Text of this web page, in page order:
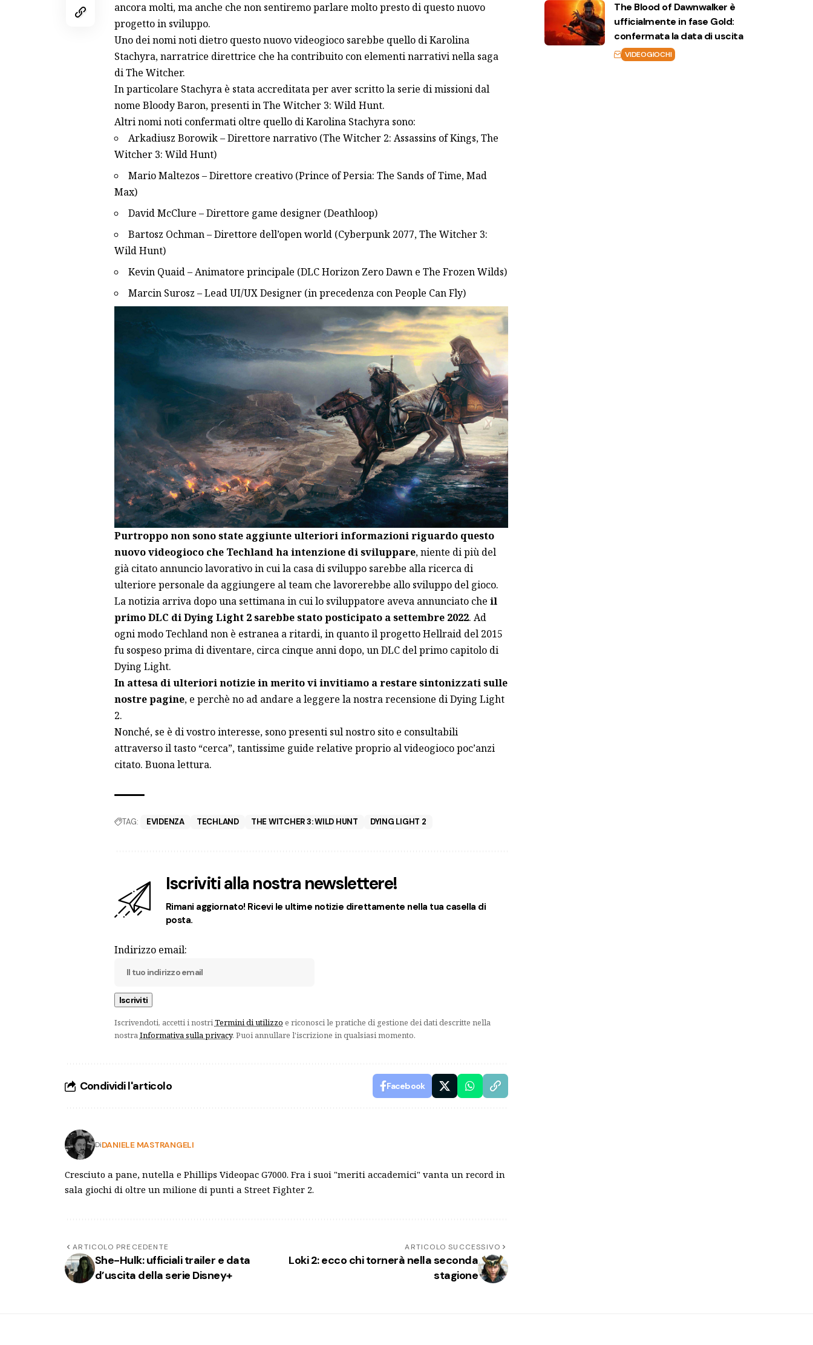
ancora molti, ma anche che non sentiremo parlare molto presto di questo nuovo
progetto in sviluppo.
Uno dei nomi noti dietro questo nuovo videogioco sarebbe quello di Karolina
Stachyra, narratrice direttrice che ha contribuito con elementi narrativi nella saga
di The Witcher.
In particolare Stachyra è stata accreditata per aver scritto la serie di missioni dal
nome Bloody Baron, presenti in The Witcher 3: Wild Hunt.
Altri nomi noti confermati oltre quello di Karolina Stachyra sono:
Arkadiusz Borowik – Direttore narrativo (The Witcher 2: Assassins of Kings, The
Witcher 3: Wild Hunt)
Mario Maltezos – Direttore creativo (Prince of Persia: The Sands of Time, Mad
Max)
David McClure – Direttore game designer (Deathloop)
Bartosz Ochman – Direttore dell’open world (Cyberpunk 2077, The Witcher 3:
Wild Hunt)
Kevin Quaid – Animatore principale (DLC Horizon Zero Dawn e The Frozen Wilds)
Marcin Surosz – Lead UI/UX Designer (in precedenza con People Can Fly)
Purtroppo non sono state aggiunte ulteriori informazioni riguardo questo
nuovo videogioco che Techland ha intenzione di sviluppare, niente di più del
già citato annuncio lavorativo in cui la casa di sviluppo sarebbe alla ricerca di
ulteriore personale da aggiungere al team che lavorerebbe allo sviluppo del gioco.
La notizia arriva dopo una settimana in cui lo sviluppatore aveva annunciato che il
primo DLC di Dying Light 2 sarebbe stato posticipato a settembre 2022. Ad
ogni modoTechlandnon è estranea a ritardi, in quanto il progetto Hellraid del 2015
fu sospeso prima di diventare, circa cinque anni dopo, un DLC del primo capitolo di
Dying Light.
In attesa di ulteriori notizie in merito vi invitiamo a restare sintonizzati sulle
nostre pagine, e perchè no ad andare a leggere la nostrarecensione di Dying Light
2.
Nonché, se è di vostro interesse, sono presenti sul nostro sito e consultabili
attraverso il tasto “cerca”, tantissime guide relative proprio al videogioco poc’anzi
citato. Buona lettura.
TAG: EVIDENZA TECHLAND THE WITCHER 3: WILD HUNT DYING LIGHT 2
Iscriviti alla nostra newslettere!
Rimani aggiornato! Ricevi le ultime notizie direttamente nella tua casella di
posta.
Indirizzo email:
Iscrivendoti, accetti i nostriTermini di utilizzo e riconosci le pratiche di gestione dei dati descritte nella
nostraInformativa sulla privacy. Puoi annullare l'iscrizione in qualsiasi momento.
Condividi l'articolo Facebook
DiDANIELE MASTRANGELI
Cresciuto a pane, nutella e Phillips Videopac G7000. Fra i suoi "meriti accademici" vanta un record in
sala giochi di oltre un milione di punti a Street Fighter 2.
ARTICOLO PRECEDENTE
She-Hulk: ufficiali trailer e data
d’uscita della serie Disney+
ARTICOLO SUCCESSIVO
Loki 2: ecco chi tornerà nella seconda
stagione
The Blood of Dawnwalker è
ufficialmente in fase Gold:
confermata la data di uscita
VIDEOGIOCHI